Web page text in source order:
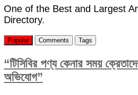
One of the Best and Largest
Directory.
Popular Comments Tags
“টিসিবির পণ্য কেনার সময়
অভিযোগ”